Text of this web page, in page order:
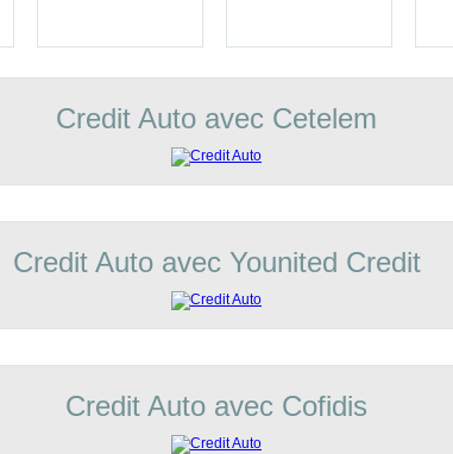
Credit Auto avec Cetelem
Credit Auto avec Younited Credit
Credit Auto avec Cofidis